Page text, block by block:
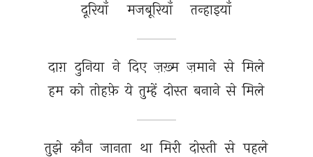
दूरियाँ
मजबूरियाँ तन्हाइयाँ
दाग़ दुनिया ने दिए ज़ख़्म ज़माने से मिले
हम को तोहफ़े ये तुम्हें दोस्त बनाने से मिले
तुझे कौन जानता था मिरी दोस्ती से पहले